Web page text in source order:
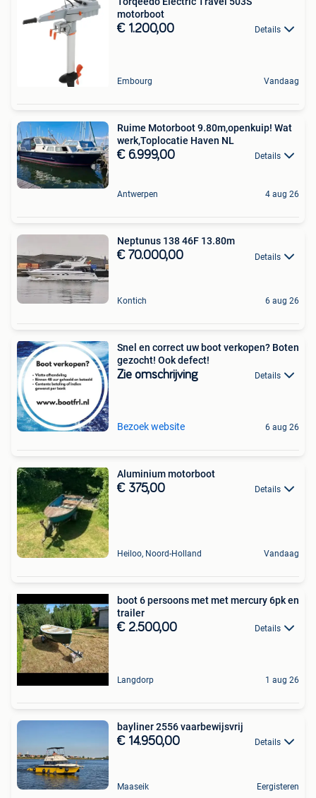
motorboot
€ 1.200,00 Details
Embourg Vandaag
Ruime Motorboot 9.80m,openkuip! Wat
werk,Toplocatie Haven NL
€ 6.999,00 Details
Antwerpen 4 aug 26
Neptunus 138 46F 13.80m
€ 70.000,00 Details
Kontich 6 aug 26
Snel en correct uw boot verkopen? Boten
gezocht! Ook defect!
Zie omschrijving Details
Bezoek website 6 aug 26
Aluminium motorboot
€ 375,00 Details
Heiloo, Noord-Holland Vandaag
boot 6 persoons met met mercury 6pk en
trailer
€ 2.500,00 Details
Langdorp 1 aug 26
bayliner 2556 vaarbewijsvrij
€ 14.950,00 Details
Maaseik Eergisteren